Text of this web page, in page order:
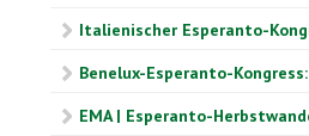
Italienischer Esperanto-
Benelux-Esperanto-
EMA | Esperanto-